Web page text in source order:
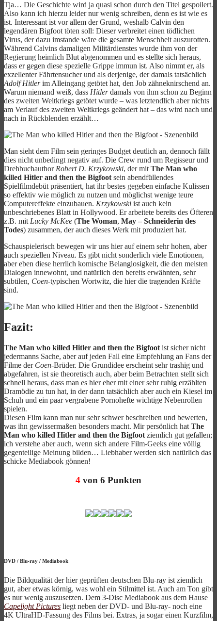
Tja… Die Geschichte wird ja quasi schon durch den Titel gespoilert.
Also kann ich hierzu leider nur wenig schreiben, denn es ist wie es
ist. Interessant ist vor allem der Grund, weshalb Calvin den
legendären Bigfoot töten soll: Dieser verbreitet einen tödlichen
Virus, der dazu imstande wäre die gesamte Menschheit auszurotten.
Während Calvins damaligen Militärdienstes wurde ihm von der
Regierung heimlich Blut abgenommen und es stellte sich heraus,
dass er gegen diese spezielle Grippe immun ist. Also nimmt er, als
exzellenter Fährtensucher und als derjenige, der damals tatsächlich
Adolf Hitlerim Alleingang getötet hat, den Job zähneknirschend an.
Warum niemand weiß, dass Hitlerdamals von ihm schon zu Beginn
des zweiten Weltkriegs getötet wurde – was letztendlich aber nichts
am Verlauf des zweiten Weltkriegs geändert hat – das wird nach und
nach in Rückblenden erzählt…
Man sieht dem Film sein geringes Budget deutlich an, dennoch fällt
dies nicht unbedingt negativ auf. Die Crew rund um Regisseur und
DrehbuchauthorRobert D. Krzykowski, der mitThe Man who
killed Hitler and then the Bigfootsein abendfüllendes
Spielfilmdebüt präsentiert, hat ihr bestes gegeben einfache Kulissen
so effektiv wie möglich zu nutzen und möglichst wenige teure
Computereffekte einzubauen. Krzykowski ist auch kein
unbeschriebenes Blatt in Hollywood. Er arbeitete bereits des Öfteren
z.B. mitLucky McKee (The Woman, May – Schneiderin des
Todes) zusammen, der auch dieses Werk mit produziert hat.
Schauspielerisch bewegen wir uns hier auf einem sehr hohen, aber
auch speziellen Niveau. Es gibt nicht sonderlich viele Emotionen,
aber eben diese herrlich komische Belanglosigkeit, die den meisten
Dialogen innewohnt, und natürlich den bereits erwähnten, sehr
subtilen, Coen-typischen Wortwitz, die hier die tragenden Kräfte
sind.
Fazit:
The Man who killed Hitler and then the Bigfoot ist sicher nicht
jedermanns Sache, aber auf jeden Fall eine Empfehlung an Fans der
Filme der Coen-Brüder. Die Grundidee erscheint sehr trashig und
abgefahren, ist sie theoretisch auch, aber beim Betrachten stellt sich
schnell heraus, dass man es hier eher mit einer sehr ruhig erzählten
Dramödie zu tun hat, in der dann tatsächlich aber auch ein Kiesel im
Schuh und ein paar vergrabene Pornohefte wichtige Nebenrollen
spielen.
Diesen Film kann man nur sehr schwer beschreiben und bewerten,
was ihn gewissermaßen besonders macht. Mir persönlich hat The
Man who killed Hitler and then the Bigfoot ziemlich gut gefallen;
ich verstehe aber auch, wenn sich andere Film-Geeks eine völlig
gegenteilige Meinung bilden… Liebhaber werden sich natürlich das
schicke Mediabook gönnen!
4 von 6 Punkten
DVD / Blu-ray / Mediabook
Die Bildqualität der hier geprüften deutschen Blu-ray ist ziemlich
gut, aber etwas körnig, was wohl ein Stilmittel ist. Auch am Ton gibt
es nur wenig auszusetzen. Dem 3-Disc Mediabook aus dem Hause
Capelight Pictures liegt neben der DVD- und Blu-ray- noch eine
4K UltraHD-Fassung des Films bei. Extras, ja sogar einen Kurzfilm,